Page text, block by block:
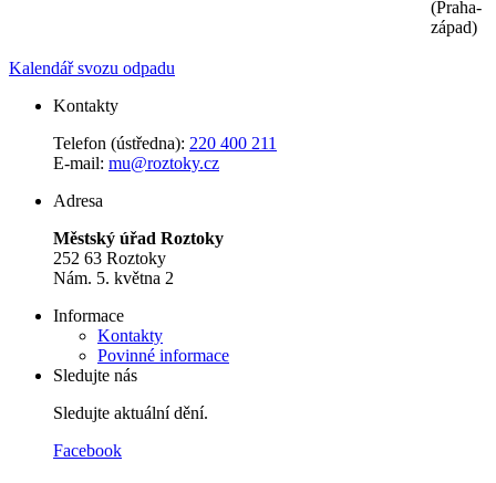
(Praha-
západ)
Kalendář svozu odpadu
Kontakty
Telefon (ústředna): 220 400 211
E-mail: mu@roztoky.cz
Adresa
Městský úřad Roztoky
252 63 Roztoky
Nám. 5. května 2
Informace
Kontakty
Povinné informace
Sledujte nás
Sledujte aktuální dění.
Facebook